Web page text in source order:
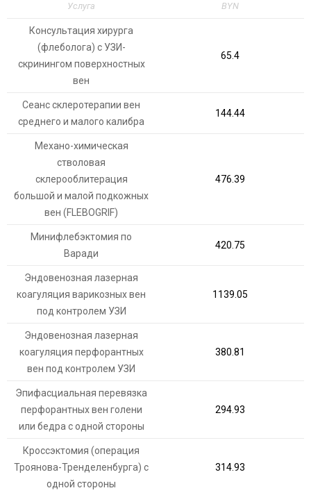
Услуга BYN
Консультация хирурга
(флеболога) с УЗИ-
скринингом поверхностных
вен
65.4
Сеанс склеротерапии вен
среднего и малого калибра
144.44
Механо-химическая
стволовая
склерооблитерация
большой и малой подкожных
вен (FLEBOGRIF)
476.39
Минифлебэктомия по
Варади
420.75
Эндовенозная лазерная
коагуляция варикозных вен
под контролем УЗИ
1139.05
Эндовенозная лазерная
коагуляция перфорантных
вен под контролем УЗИ
380.81
Эпифасциальная перевязка
перфорантных вен голени
или бедра с одной стороны
294.93
Кроссэктомия (операция
Троянова-Тренделенбурга) с
одной стороны
314.93